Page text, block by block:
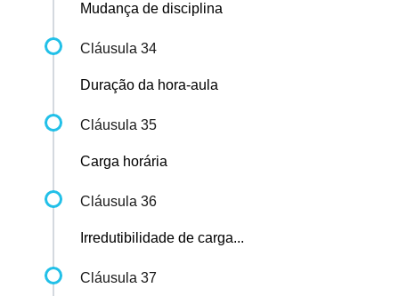
Mudança de disciplina
Cláusula 34
Duração da hora-aula
Cláusula 35
Carga horária
Cláusula 36
Irredutibilidade de carga...
Cláusula 37